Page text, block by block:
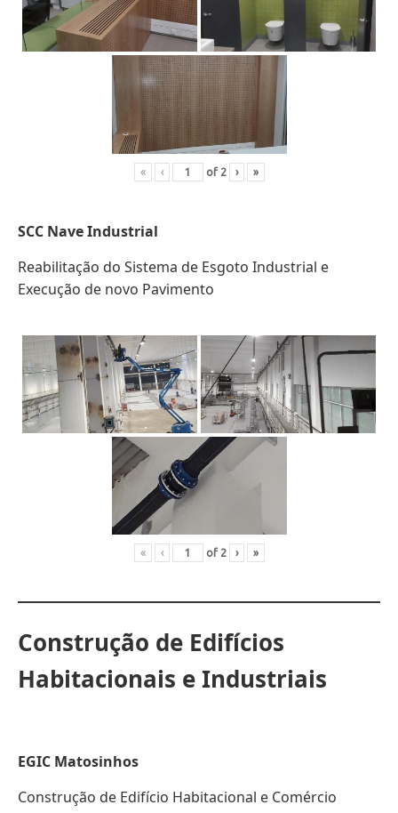
« ‹ of 2 › »
SCC Nave Industrial
Reabilitação do Sistema de Esgoto Industrial e
Execução de novo Pavimento
« ‹ of 2 › »
Construção de Edifícios
Habitacionais e Industriais
EGIC Matosinhos
Construção de Edifício Habitacional e Comércio